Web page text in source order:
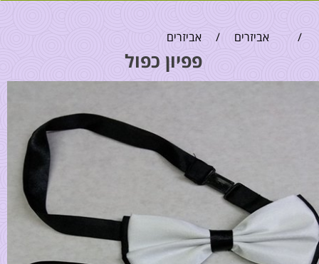
/ אביזרים / אביזרים
פפיון כפול